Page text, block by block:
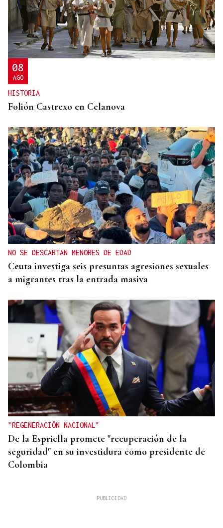
DIA DE GALICIA
Naturales de Galicia celebra el dia de la Patria
gallega venerando al Apóstol Santiago
08
AGO
HISTORIA
Folión Castrexo en Celanova
NO SE DESCARTAN MENORES DE EDAD
Ceuta investiga seis presuntas agresiones sexuales
a migrantes tras la entrada masiva
"REGENERACIÓN NACIONAL"
De la Espriella promete "recuperación de la
seguridad" en su investidura como presidente de
Colombia